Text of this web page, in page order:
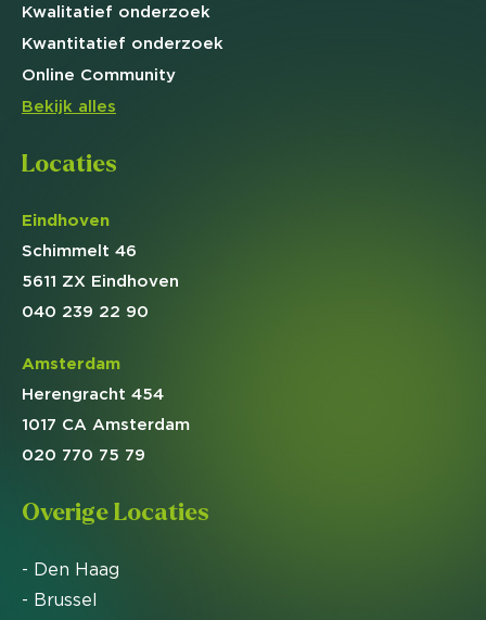
Kwalitatief onderzoek
Kwantitatief onderzoek
Online Community
Bekijk alles
Locaties
Eindhoven
Schimmelt 46
5611 ZX Eindhoven
040 239 22 90
Amsterdam
Herengracht 454
1017 CA Amsterdam
020 770 75 79
Overige Locaties
- Den Haag
- Brussel